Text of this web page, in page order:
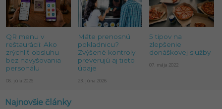
QR menu v
reštaurácii: Ako
zrýchliť obsluhu
bez navyšovania
personálu
08. júla 2026
Máte prenosnú
pokladnicu?
Zvýšené kontroly
preverujú aj tieto
údaje
23. júna 2026
5 tipov na
zlepšenie
donáškovej služby
07. mája 2022
Najnovšie články